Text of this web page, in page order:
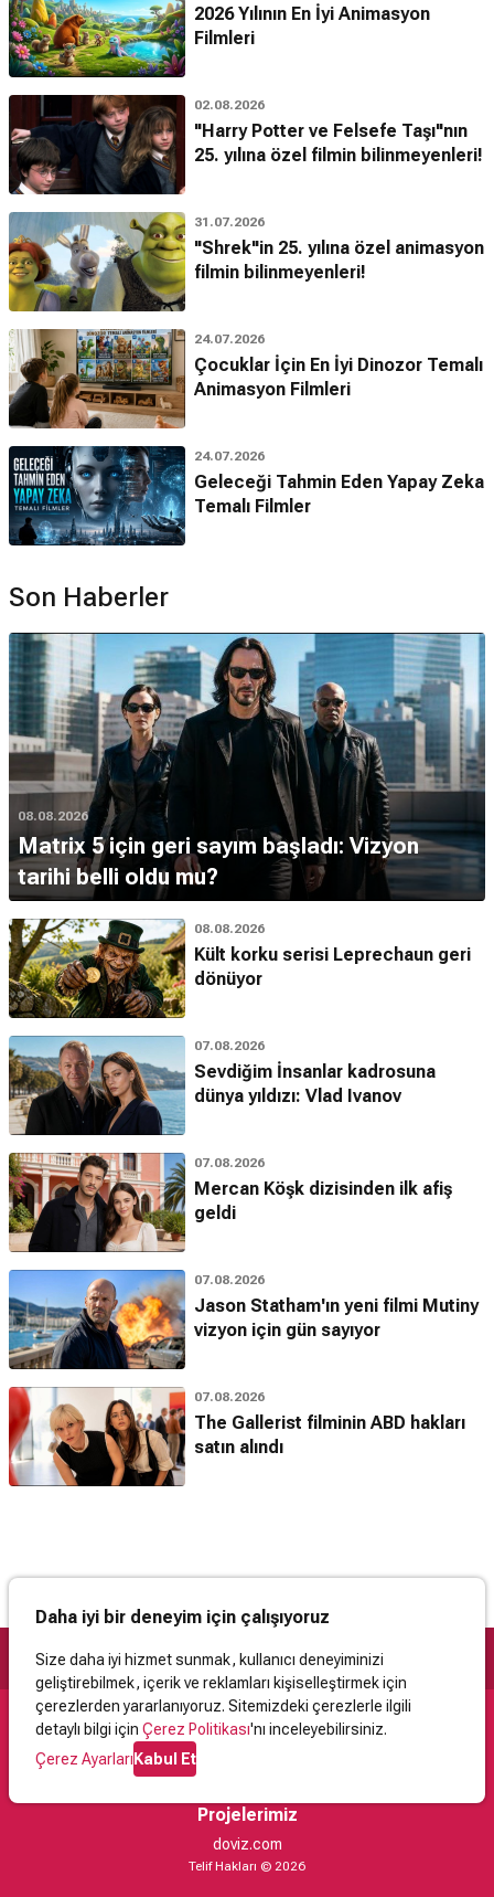
2026 Yılının En İyi Animasyon
Filmleri
02.08.2026
"Harry Potter ve Felsefe Taşı"nın
25. yılına özel filmin bilinmeyenleri!
31.07.2026
"Shrek"in 25. yılına özel animasyon
filmin bilinmeyenleri!
24.07.2026
Çocuklar İçin En İyi Dinozor Temalı
Animasyon Filmleri
24.07.2026
Geleceği Tahmin Eden Yapay Zeka
Temalı Filmler
Son Haberler
08.08.2026
Matrix 5 için geri sayım başladı: Vizyon
tarihi belli oldu mu?
08.08.2026
Kült korku serisi Leprechaun geri
dönüyor
07.08.2026
Sevdiğim İnsanlar kadrosuna
dünya yıldızı: Vlad Ivanov
07.08.2026
Mercan Köşk dizisinden ilk afiş
geldi
07.08.2026
Jason Statham'ın yeni filmi Mutiny
vizyon için gün sayıyor
07.08.2026
The Gallerist filminin ABD hakları
satın alındı
Daha iyi bir deneyim için çalışıyoruz
Size daha iyi hizmet sunmak, kullanıcı deneyiminizi
geliştirebilmek, içerik ve reklamları kişiselleştirmek için
çerezlerden yararlanıyoruz. Sitemizdeki çerezlerle ilgili
detaylı bilgi için Çerez Politikası'nı inceleyebilirsiniz.
Çerez AyarlarıKabul Et
Destek
İletişimYardımKullanıcı Sözleşmesi
Projelerimiz
doviz.com
Telif Hakları © 2026